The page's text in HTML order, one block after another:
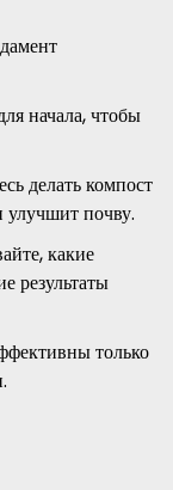
начала, чтобы
делать компост
улучшит почву.
какие
результаты
только